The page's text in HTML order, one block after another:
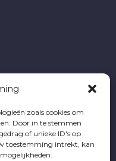
zoals cookies om
Door in te stemmen
of unieke ID's op
toestemming intrekt, kan